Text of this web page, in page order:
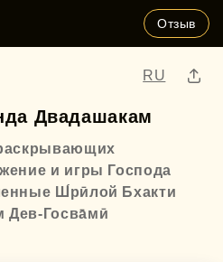
Отзыв
RU
Двадашакам
и игры Господа
Ш́рӣлой Бхакти
Дев-Госва̄мӣ